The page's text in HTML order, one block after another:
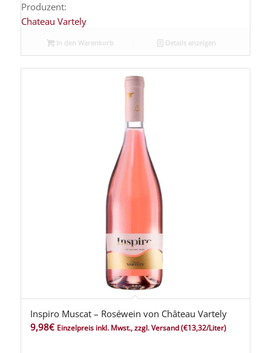
Produzent:
Chateau Vartely
In den Warenkorb Details anzeigen
Inspiro Muscat – Roséwein von Château Vartely
9,98€ Einzelpreis inkl. Mwst., zzgl. Versand(€13,32/Liter)